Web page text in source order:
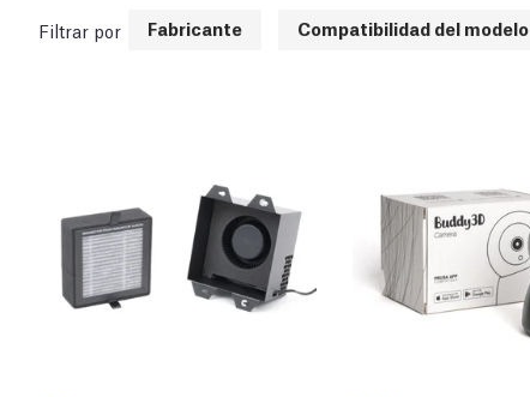
Filtrar por Fabricante Compatibilidad del modelo